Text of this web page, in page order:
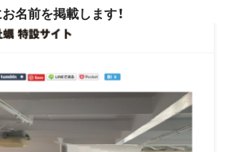
名前を掲載します！